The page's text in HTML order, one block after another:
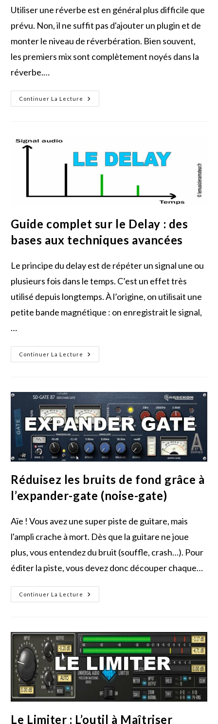
Utiliser une réverbe est en général plus difficile que
prévu. Non, il ne suffit pas d'ajouter un plugin et de
monter le niveau de réverbération. Bien souvent,
les premiers mix sont complètement noyés dans la
réverbe.…
Continuer La Lecture
La
Réverbération
De
La
Profondeur
Guide complet sur le Delay : des
bases aux techniques avancées
Le principe du delay est de répéter un signal une ou
plusieurs fois dans le temps. C’est un effet très
utilisé depuis longtemps. À l’origine, on utilisait une
petite bande magnétique : on enregistrait le signal,
…
Continuer La Lecture
Guide
Complet
Bases
Aux
Techniques
Avancées
Réduisez les bruits de fond grâce à
l’expander-gate (noise-gate)
Aïe ! Vous avez une super piste de guitare, mais
l'ampli crache à mort. Dès que la guitare ne joue
plus, vous entendez du bruit (souffle, crash…). Pour
éditer la piste, vous devez donc découper chaque…
Continuer La Lecture
Réduisez
Les
À
L’expander-
Gate
(noise-
Le Limiter : L’outil à Maîtriser